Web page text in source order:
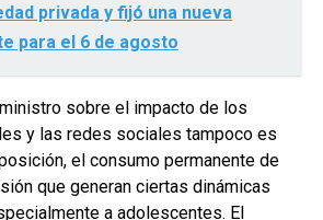
privada y fijó una nueva
para el 6 de agosto
sobre el impacto de los
y las redes sociales tampoco es
el consumo permanente de
que generan ciertas dinámicas
a adolescentes. El